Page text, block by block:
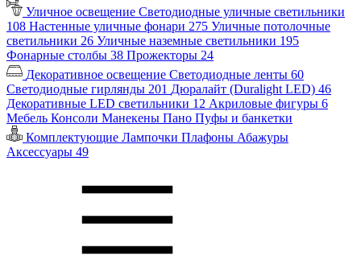
Уличное освещение Светодиодные уличные светильники
108 Настенные уличные фонари 275 Уличные потолочные
светильники 26 Уличные наземные светильники 195
Фонарные столбы 38 Прожекторы 24
Декоративное освещение Светодиодные ленты 60
Светодиодные гирлянды 201 Дюралайт (Duralight LED) 46
Декоративные LED светильники 12 Акриловые фигуры 6
Мебель Консоли Манекены Пано Пуфы и банкетки
Комплектующие Лампочки Плафоны Абажуры
Аксессуары 49